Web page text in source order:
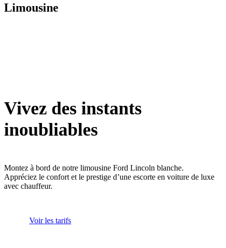
Limousine
Vivez des instants
inoubliables
Montez à bord de notre limousine Ford Lincoln blanche.
Appréciez le confort et le prestige d’une escorte en voiture de luxe
avec chauffeur.
Voir les tarifs